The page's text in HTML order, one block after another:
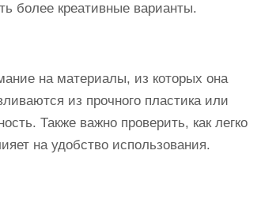
более креативные варианты.
на материалы, из которых она
из прочного пластика или
Также важно проверить, как легко
на удобство использования.